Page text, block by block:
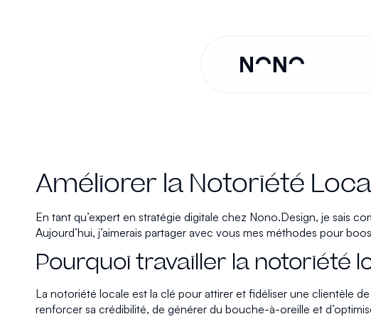
Améliorer la Notoriété
En tant qu’expert en stratégie digitale chez Nono.Design, je sais
Aujourd’hui, j’aimerais partager avec vous mes méthodes pour
Pourquoi travailler la notoriété
La notoriété locale est la clé pour attirer et fidéliser une clientèle
renforcer sa crédibilité, de générer du bouche-à-oreille et